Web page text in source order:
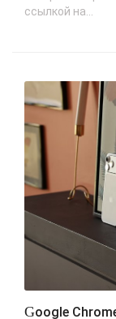
ссылкой на...
Google Chrome теперь потребует до 20 Гбайт на